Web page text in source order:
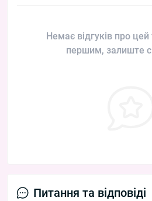
Немає відгуків про
першим, залиште
Питання та відповіді